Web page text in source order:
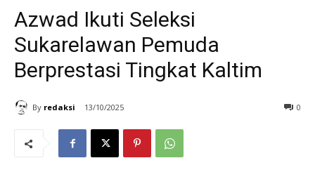
Azwad Ikuti Seleksi
Sukarelawan Pemuda
Berprestasi Tingkat Kaltim
By redaksi 13/10/2025 0